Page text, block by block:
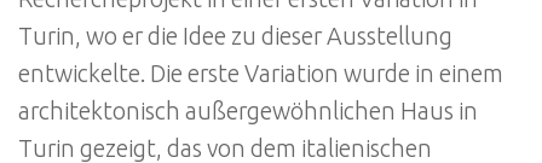
Turin, wo er die Idee zu dieser Ausstellung
entwickelte. Die erste Variation wurde in einem
architektonisch außergewöhnlichen Haus in
Turin gezeigt, das von dem italienischen